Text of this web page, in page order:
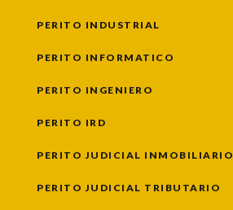
PERITO INDUSTRIAL
PERITO INFORMATICO
PERITO INGENIERO
PERITO IRD
PERITO JUDICIAL INMOBILIARIO
PERITO JUDICIAL TRIBUTARIO